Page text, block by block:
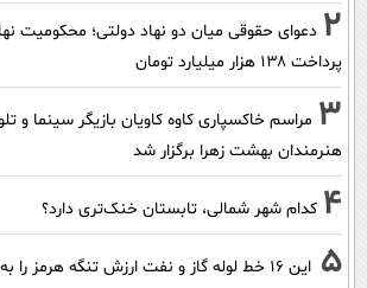
2 دعوای حقوقی میان دو نهاد دولتی؛ محکومیت
پرداخت ۱۳۸ هزار میلیارد تومان
3 مراسم خاکسپاری کاوه کاویان بازیگر سینما و
هنرمندان بهشت زهرا برگزار شد
4 کدام شهر شمالی، تابستان خنک‌تری دارد؟
5 این 16 خط لوله گاز و نفت ارزش تنگه هرمز را به سمت صفر می برند